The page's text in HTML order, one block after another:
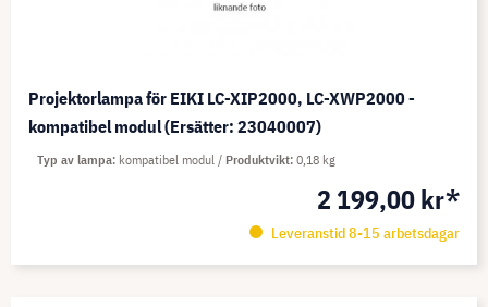
Projektorlampa för EIKI LC-XIP2000, LC-XWP2000 -
kompatibel modul (Ersätter: 23040007)
2 199,00 kr*
Leveranstid 8-15 arbetsdagar
Typ av lampa kompatibel modul Produktvikt 0,18 kg